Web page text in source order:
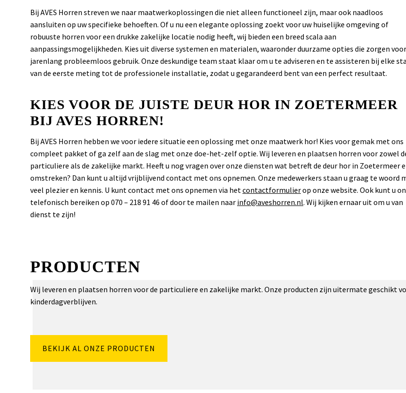
Bij AVES Horren streven we naar maatwerkoplossingen die niet alleen functioneel zijn, maar ook naadloos
aansluiten op uw specifieke behoeften. Of u nu een elegante oplossing zoekt voor uw huiselijke omgeving of
robuuste horren voor een drukke zakelijke locatie nodig heeft, wij bieden een breed scala aan
aanpassingsmogelijkheden. Kies uit diverse systemen en materialen, waaronder duurzame opties die zorgen voor
jarenlang probleemloos gebruik. Onze deskundige team staat klaar om u te adviseren en te assisteren bij elke
van de eerste meting tot de professionele installatie, zodat u gegarandeerd bent van een perfect resultaat.
KIES VOOR DE JUISTE DEUR HOR IN ZOETERMEER
BIJ AVES HORREN!
Bij AVES Horren hebben we voor iedere situatie een oplossing met onze maatwerk hor! Kies voor gemak met ons
compleet pakket of ga zelf aan de slag met onze doe-het-zelf optie. Wij leveren en plaatsen horren voor zowel
particuliere als de zakelijke markt. Heeft u nog vragen over onze diensten wat betreft de deur hor in Zoetermeer
omstreken? Dan kunt u altijd vrijblijvend contact met ons opnemen. Onze medewerkers staan u graag te woord
veel plezier en kennis. U kunt contact met ons opnemen via hetcontactformulierop onze website. Ook kunt u
telefonisch bereiken op 070 – 218 91 46 of door te mailen naar info@aveshorren.nl. Wij kijken ernaar uit om u van
dienst te zijn!
PRODUCTEN
Wij leveren en plaatsen horren voor de particuliere en zakelijke markt. Onze producten zijn uitermate geschikt
kinderdagverblijven.
BEKIJK AL ONZE PRODUCTEN